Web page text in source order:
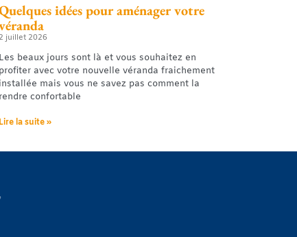
idées pour aménager votre
2 juillet 2026
Les beaux jours sont là et vous souhaitez en
profiter avec votre nouvelle véranda fraichement
installée mais vous ne savez pas comment la
rendre confortable
Lire la suite »